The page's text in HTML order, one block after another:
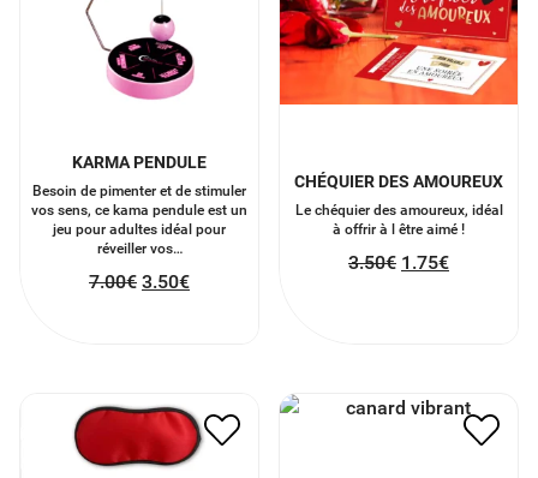
KARMA PENDULE
Besoin de pimenter et de stimuler
vos sens, ce kama pendule est un
jeu pour adultes idéal pour
réveiller vos…
7.00€ 3.50€
CHÉQUIER DES AMOUREUX
Le chéquier des amoureux, idéal
à offrir à l être aimé !
3.50€ 1.75€
10.00€ 5.00€ 10.00€ 5.00€